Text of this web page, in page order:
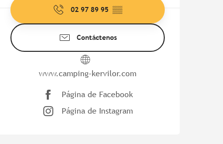
02 97 89 95 ▒▒
Contáctenos
www.camping-kervilor.com
Página de Facebook
Página de Instagram